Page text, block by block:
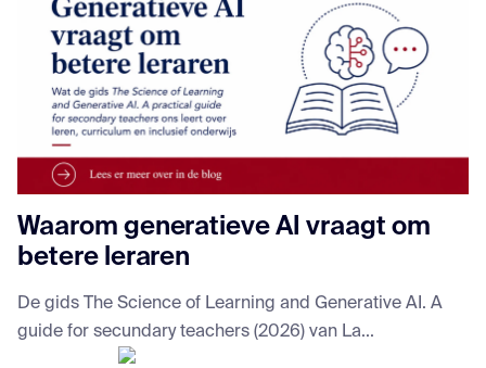
Waarom generatieve AI vraagt om
betere leraren
De gids The Science of Learning and Generative AI. A
guide for secundary teachers (2026) van La...